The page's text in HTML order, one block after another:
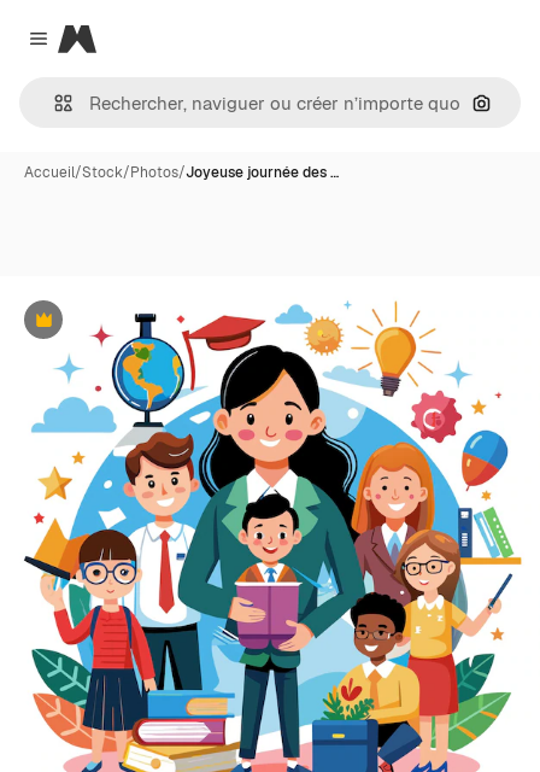
Close menu
Magnific
Accueil/Stock/Photos/Joyeuse journée des …
Premium